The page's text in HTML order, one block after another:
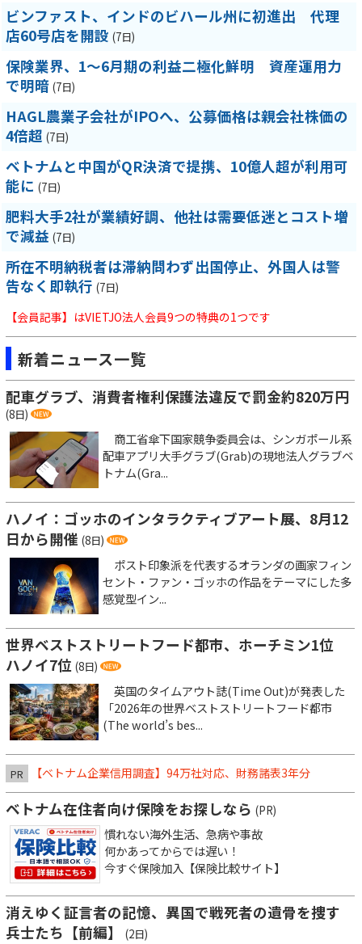
ビンファスト、インドのビハール州に初進出 代理
店60号店を開設 (7日)
保険業界、1～6月期の利益二極化鮮明 資産運用力
で明暗 (7日)
HAGL農業子会社がIPOへ、公募価格は親会社株価の
4倍超 (7日)
ベトナムと中国がQR決済で提携、10億人超が利用可
能に (7日)
肥料大手2社が業績好調、他社は需要低迷とコスト増
で減益 (7日)
所在不明納税者は滞納問わず出国停止、外国人は警
告なく即執行 (7日)
【会員記事】はVIETJO法人会員9つの特典の1つです
新着ニュース一覧
配車グラブ、消費者権利保護法違反で罰金約820万円
(8日)
商工省傘下国家競争委員会は、シンガポール系
配車アプリ大手グラブ(Grab)の現地法人グラブベ
トナム(Gra...
ハノイ：ゴッホのインタラクティブアート展、8月12
日から開催 (8日)
ポスト印象派を代表するオランダの画家フィン
セント・ファン・ゴッホの作品をテーマにした多
感覚型イン...
世界ベストストリートフード都市、ホーチミン1位
ハノイ7位 (8日)
英国のタイムアウト誌(Time Out)が発表した
「2026年の世界ベストストリートフード都市
(The world’s bes...
PR 【ベトナム企業信用調査】94万社対応、財務諸表3年分
ベトナム在住者向け保険をお探しなら (PR)
慣れない海外生活、急病や事故
何かあってからでは遅い！
今すぐ保険加入【保険比較サイト】
消えゆく証言者の記憶、異国で戦死者の遺骨を捜す
兵士たち【前編】
(2日)